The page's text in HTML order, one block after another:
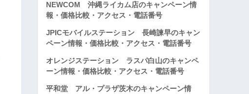
NEWCOM 沖縄ライカム店のキャンペーン情
報・価格比較・アクセス・電話番号
JPICモバイルステーション 長崎諫早のキャン
ペーン情報・価格比較・アクセス・電話番号
オレンジステーション ラスパ白山のキャンペ
ーン情報・価格比較・アクセス・電話番号
平和堂 アル・プラザ茨木のキャンペーン情